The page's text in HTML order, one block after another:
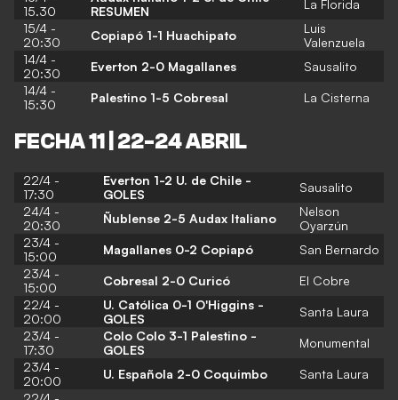
15.30
RESUMEN
La Florida
15/4 -
20:30
Copiapó 1-1 Huachipato
Luis
Valenzuela
14/4 -
20:30
Everton 2-0 Magallanes
Sausalito
14/4 -
15:30
Palestino 1-5 Cobresal La Cisterna
FECHA 11 | 22-24 ABRIL
22/4 -
17:30
Everton 1-2 U. de Chile -
GOLES
Sausalito
24/4 -
20:30
Ñublense 2-5 Audax Italiano
Nelson
Oyarzún
23/4 -
15:00
Magallanes 0-2 Copiapó
San Bernardo
23/4 -
15:00
Cobresal 2-0 Curicó
El Cobre
22/4 -
20:00
U. Católica 0-1 O'Higgins -
GOLES
Santa Laura
23/4 -
17:30
Colo Colo 3-1 Palestino -
GOLES
Monumental
23/4 -
20:00
U. Española 2-0 Coquimbo
Santa Laura